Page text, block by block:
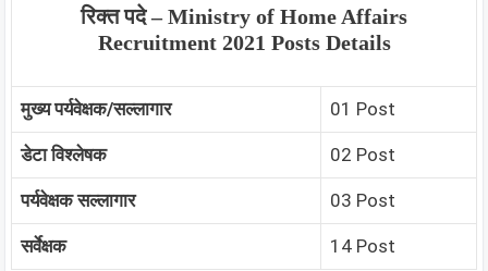
रिक्त पदे – Ministry of Home Affairs
Recruitment 2021 Posts Details
मुख्य पर्यवेक्षक/सल्लागार 01 Post
डेटा विश्लेषक 02 Post
पर्यवेक्षक सल्लागार 03 Post
सर्वेक्षक 14 Post